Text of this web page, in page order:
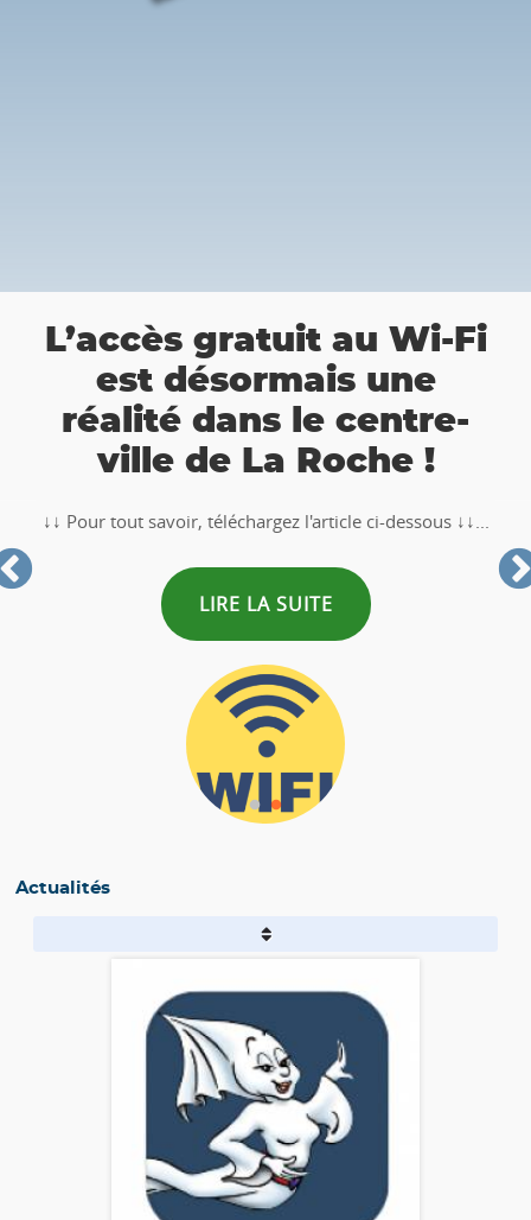
gratuit au Wi-Fi
est désormais une
dans le centre-
ville de La Roche !
tout savoir, téléchargez l'article ci-dessous ↓↓...
LIRE LA SUITE
👉
Actualités